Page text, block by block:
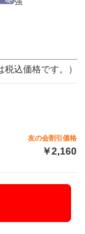
税込価格です。）
友の会割引価格
￥2,160